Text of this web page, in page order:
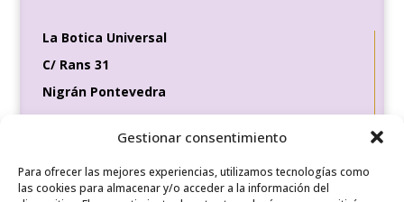
Gestionar consentimiento
Para ofrecer las mejores experiencias, utilizamos tecnologías como
las cookies para almacenar y/o acceder a la información del
La Botica Universal
C/ Rans 31
Nigrán Pontevedra
36370
Tel de contacto
649 35 56 83